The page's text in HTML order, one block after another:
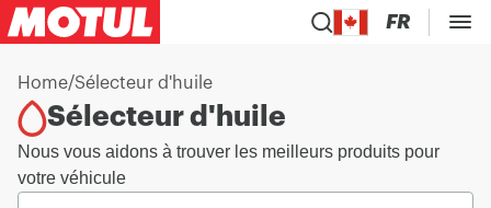
FR
Home/Sélecteur d'huile
Sélecteur d'huile
Nous vous aidons à trouver les meilleurs produits pour
votre véhicule